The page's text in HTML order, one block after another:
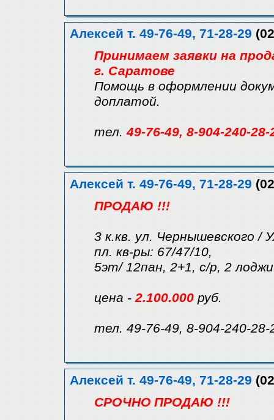
Алексей т. 49-76-49, 71-28-29
Принимаем заявки на
г. Саратове
Помощь в оформлении
доплатой.
тел.49-76-49, 8-904-240-28-
Алексей т. 49-76-49, 71-28-29
ПРОДАЮ !!!
3 к.кв. ул. Чернышевского /
пл. кв-ры: 67/47/10,
5эт/ 12пан, 2+1, с/р, 2
цена - 2.100.000 руб.
тел. 49-76-49, 8-904-240-28-
Алексей т. 49-76-49, 71-28-29
СРОЧНО ПРОДАЮ !!!